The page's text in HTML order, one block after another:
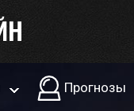
Прогнозы